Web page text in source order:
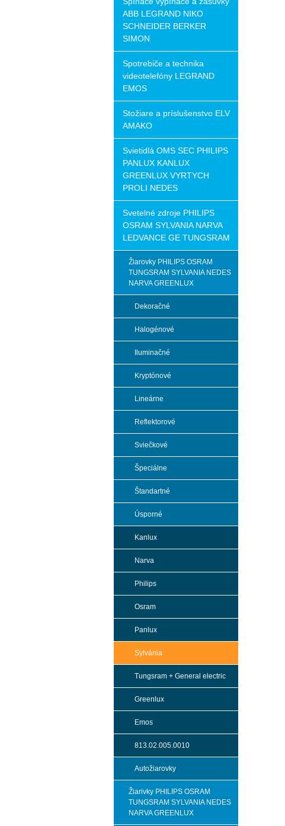
ABB LEGRAND NIKO
SCHNEIDER BERKER
SIMON
Spotrebiče a technika
videotelefóny LEGRAND
EMOS
Stožiare a príslušenstvo ELV
AMAKO
Svietidlá OMS SEC PHILIPS
PANLUX KANLUX
GREENLUX VYRTYCH
PROLI NEDES
Svetelné zdroje PHILIPS
OSRAM SYLVANIA NARVA
LEDVANCE GE TUNGSRAM
Žiarovky PHILIPS OSRAM
TUNGSRAM SYLVANIA NEDES
NARVA GREENLUX
Dekoračné
Halogénové
Iluminačné
Kryptónové
Lineárne
Reflektorové
Sviečkové
Špeciálne
Štandartné
Úsporné
Kanlux
Narva
Philips
Osram
Panlux
Sylvánia
Tungsram + General electric
Greenlux
Emos
813.02.005.0010
Autožiarovky
Žiarivky PHILIPS OSRAM
TUNGSRAM SYLVANIA NEDES
NARVA GREENLUX